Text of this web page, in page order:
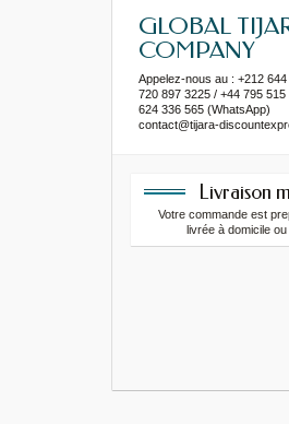
GLOBAL
COMPANY
Appelez-nous au : +212 644
720 897 3225 / +44 795 515
624 336 565 (WhatsApp)
contact@tijara-
Livraison
Votre commande est
livrée à domicile